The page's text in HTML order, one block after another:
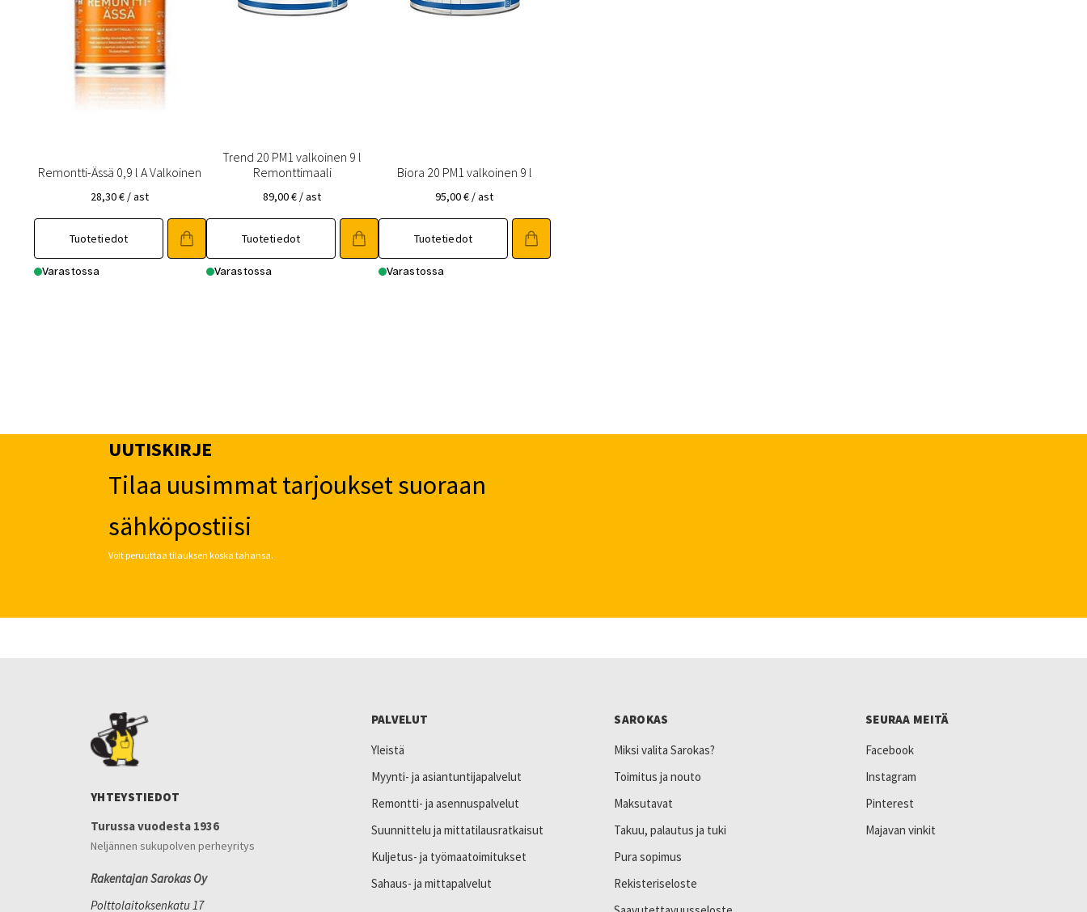
Remontti-Ässä 0,9 l A Valkoinen
28,30€ / ast
Tuotetiedot
Varastossa
Trend 20 PM1 valkoinen 9 l
Remonttimaali
89,00€ / ast
Tuotetiedot
Varastossa
Biora 20 PM1 valkoinen 9 l
95,00€ / ast
Tuotetiedot
Varastossa
UUTISKIRJE
Tilaa uusimmat tarjoukset suoraan
sähköpostiisi
Voit peruuttaa tilauksen koska tahansa.
YHTEYSTIEDOT
Turussa vuodesta 1936
Neljännen sukupolven perheyritys
Rakentajan Sarokas Oy
Polttolaitoksenkatu 17
PALVELUT
Yleistä
Myynti- ja asiantuntijapalvelut
Remontti- ja asennuspalvelut
Suunnittelu ja mittatilausratkaisut
Kuljetus- ja työmaatoimitukset
Sahaus- ja mittapalvelut
SAROKAS
Miksi valita Sarokas?
Toimitus ja nouto
Maksutavat
Takuu, palautus ja tuki
Pura sopimus
Rekisteriseloste
SEURAA MEITÄ
Facebook
Instagram
Pinterest
Majavan vinkit